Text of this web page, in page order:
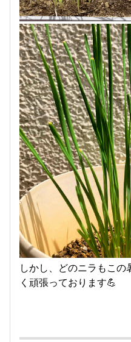
しかし、どのニラもこ
く頑張っております💪